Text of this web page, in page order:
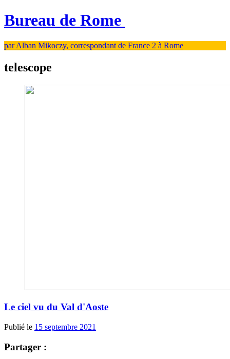
Bureau de Rome
par Alban Mikoczy, correspondant de France 2 à Rome
telescope
Le ciel vu du Val d'Aoste
Publié le 15 septembre 2021
Partager :